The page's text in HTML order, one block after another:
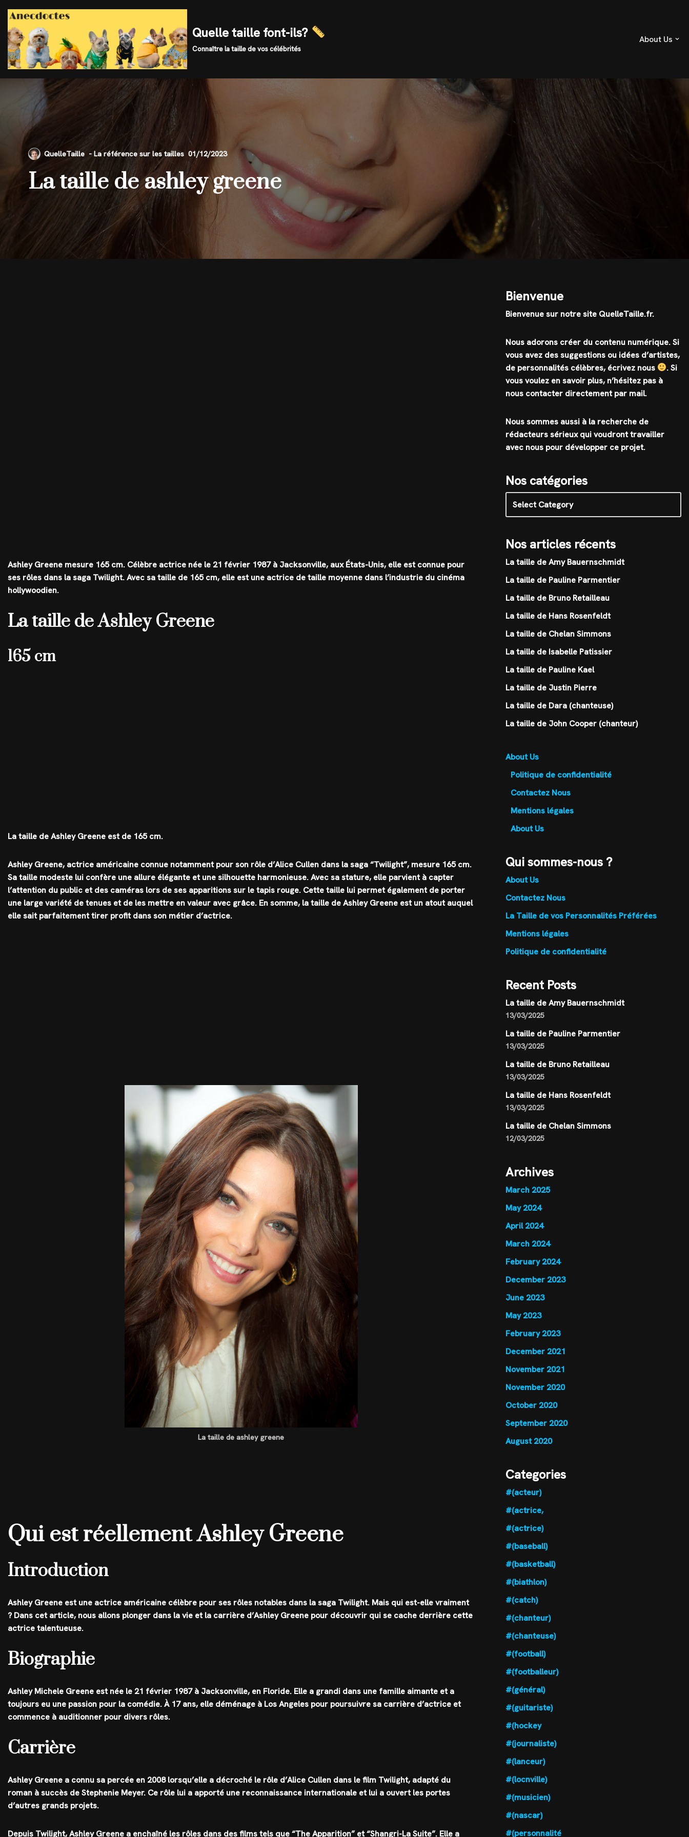
Skip
to
content
Quelle taille font-ils?
Connaître la taille de vos célébrités
About Us
QuelleTaille 01/12/2023
La taille de ashley greene
Ashley Greene mesure 165 cm. Célèbre actrice née le 21 février 1987 à Jacksonville, aux États-Unis, elle est connue pour
ses rôles dans la saga Twilight. Avec sa taille de 165 cm, elle est une actrice de taille moyenne dans l’industrie du cinéma
hollywoodien.
La taille de Ashley Greene
165 cm
La taille de Ashley Greene est de 165 cm.
Ashley Greene, actrice américaine connue notamment pour son rôle d’Alice Cullen dans la saga “Twilight”, mesure 165 cm.
Sa taille modeste lui confère une allure élégante et une silhouette harmonieuse. Avec sa stature, elle parvient à capter
l’attention du public et des caméras lors de ses apparitions sur le tapis rouge. Cette taille lui permet également de porter
une large variété de tenues et de les mettre en valeur avec grâce. En somme, la taille de Ashley Greene est un atout auquel
elle sait parfaitement tirer profit dans son métier d’actrice.
La taille de ashley greene
Qui est réellement Ashley Greene
Introduction
Ashley Greene est une actrice américaine célèbre pour ses rôles notables dans la saga Twilight. Mais qui est-elle vraiment
? Dans cet article, nous allons plonger dans la vie et la carrière d’Ashley Greene pour découvrir qui se cache derrière cette
actrice talentueuse.
Biographie
Ashley Michele Greene est née le 21 février 1987 à Jacksonville, en Floride. Elle a grandi dans une famille aimante et a
toujours eu une passion pour la comédie. À 17 ans, elle déménage à Los Angeles pour poursuivre sa carrière d’actrice et
commence à auditionner pour divers rôles.
Carrière
Ashley Greene a connu sa percée en 2008 lorsqu’elle a décroché le rôle d’Alice Cullen dans le film Twilight, adapté du
roman à succès de Stephenie Meyer. Ce rôle lui a apporté une reconnaissance internationale et lui a ouvert les portes
d’autres grands projets.
Depuis Twilight, Ashley Greene a enchaîné les rôles dans des films tels que “The Apparition” et “Shangri-La Suite”. Elle a
Bienvenue
Bienvenue sur notre site QuelleTaille.fr.
Nous adorons créer du contenu numérique. Si
vous avez des suggestions ou idées d’artistes,
de personnalités célèbres, écrivez nous
.Si
vous voulez en savoir plus, n’hésitez pas à
nous contacter directement par mail.
Nous sommes aussi à la recherche de
rédacteurs sérieux qui voudront travailler
avec nous pour développer ce projet.
Nos catégories
Nos articles récents
La taille de Amy Bauernschmidt
La taille de Pauline Parmentier
La taille de Bruno Retailleau
La taille de Hans Rosenfeldt
La taille de Chelan Simmons
La taille de Isabelle Patissier
La taille de Pauline Kael
La taille de Justin Pierre
La taille de Dara (chanteuse)
La taille de John Cooper (chanteur)
About Us
Politique de confidentialité
Contactez Nous
Mentions légales
About Us
Qui sommes-nous ?
About Us
Contactez Nous
La Taille de vos Personnalités Préférées
Mentions légales
Politique de confidentialité
Recent Posts
La taille de Amy Bauernschmidt
13/03/2025
La taille de Pauline Parmentier
13/03/2025
La taille de Bruno Retailleau
13/03/2025
La taille de Hans Rosenfeldt
13/03/2025
La taille de Chelan Simmons
12/03/2025
Archives
March 2025
May 2024
April 2024
March 2024
February 2024
December 2023
June 2023
May 2023
February 2023
December 2021
November 2021
November 2020
October 2020
September 2020
August 2020
Categories
#(acteur)
#(actrice,
#(actrice)
#(baseball)
#(basketball)
#(biathlon)
#(catch)
#(chanteur)
#(chanteuse)
#(football)
#(footballeur)
#(général)
#(guitariste)
#(hockey
#(journaliste)
#(lanceur)
#(locnville)
#(musicien)
#(nascar)
#(personnalité